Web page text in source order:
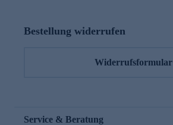
Bestellung widerrufen
Widerrufsformular
Service & Beratung